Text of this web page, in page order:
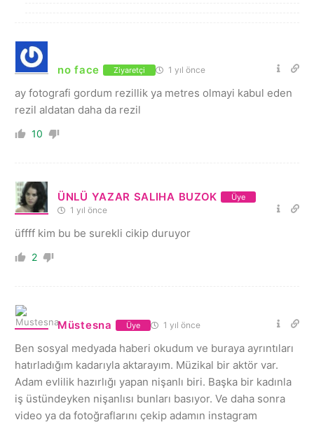
no face Ziyaretçi 1 yıl önce
ay fotografi gordum rezillik ya metres olmayi kabul eden
rezil aldatan daha da rezil
10
ÜNLÜ YAZAR SALIHA BUZOK Üye
1 yıl önce
üffff kim bu be surekli cikip duruyor
2
Müstesna Üye 1 yıl önce
Ben sosyal medyada haberi okudum ve buraya ayrıntıları
hatırladığım kadarıyla aktarayım. Müzikal bir aktör var.
Adam evlilik hazırlığı yapan nişanlı biri. Başka bir kadınla
iş üstündeyken nişanlısı bunları basıyor. Ve daha sonra
video ya da fotoğraflarını çekip adamın instagram